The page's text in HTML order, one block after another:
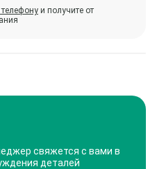
и получите от
свяжется с вами в
деталей